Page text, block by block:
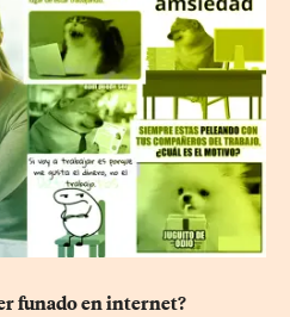
funado en internet?